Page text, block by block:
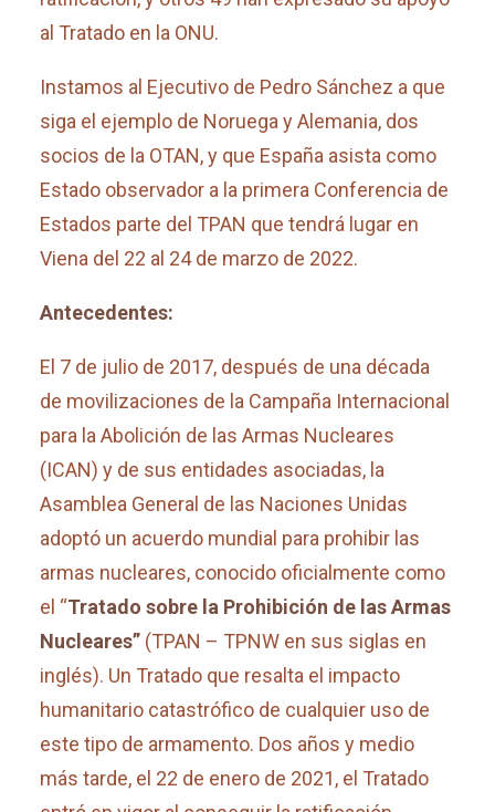
al Tratado en la ONU.
Instamos al Ejecutivo de Pedro Sánchez a que
siga el ejemplo de Noruega y Alemania, dos
socios de la OTAN, y que España asista como
Estado observador a la primera Conferencia de
Estados parte del TPAN que tendrá lugar en
Viena del 22 al 24 de marzo de 2022.
Antecedentes:
El 7 de julio de 2017, después de una década
de movilizaciones de la Campaña Internacional
para la Abolición de las Armas Nucleares
(ICAN) y de sus entidades asociadas, la
Asamblea General de las Naciones Unidas
adoptó un acuerdo mundial para prohibir las
armas nucleares, conocido oficialmente como
el “Tratado sobre la Prohibición de las Armas
Nucleares” (TPAN – TPNW en sus siglas en
inglés). Un Tratado que resalta el impacto
humanitario catastrófico de cualquier uso de
este tipo de armamento. Dos años y medio
más tarde, el 22 de enero de 2021, el Tratado